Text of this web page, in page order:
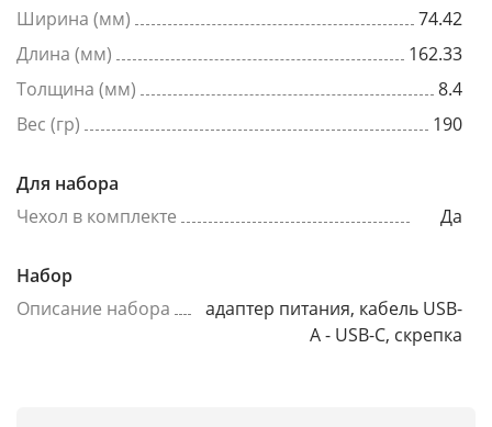
Ширина (мм)
74.42
Длина (мм)
162.33
Толщина (мм)
8.4
Вес (гр)
190
Для набора
Чехол в комплекте
Да
Набор
Описание набора
адаптер питания, кабель USB-
A - USB-C, скрепка